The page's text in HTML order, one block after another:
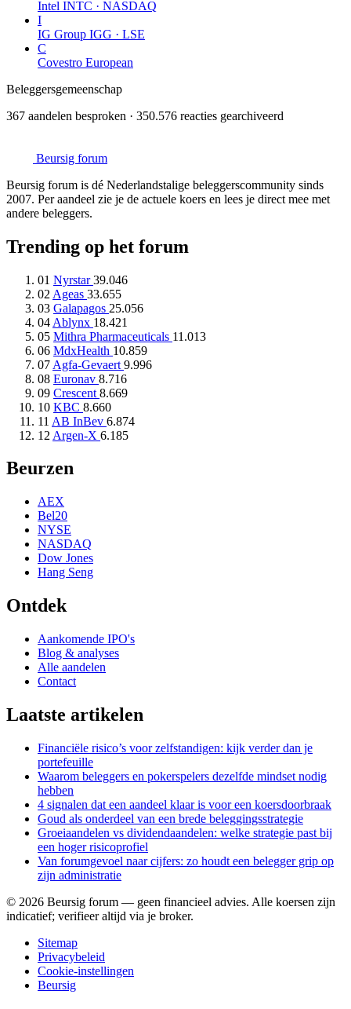
Intel INTC · NASDAQ
I
IG Group IGG · LSE
C
Covestro European
Beleggersgemeenschap
367 aandelen besproken · 350.576 reacties gearchiveerd
Beursig forum
Beursig forum is dé Nederlandstalige beleggerscommunity sinds
2007. Per aandeel zie je de actuele koers en lees je direct mee met
andere beleggers.
Trending op het forum
01 Nyrstar39.046
02 Ageas 33.655
03 Galapagos 25.056
04 Ablynx 18.421
05 Mithra Pharmaceuticals 11.013
06 MdxHealth 10.859
07 Agfa-Gevaert 9.996
08 Euronav 8.716
09 Crescent 8.669
10 KBC 8.660
11 AB InBev 6.874
12 Argen-X 6.185
Beurzen
AEX
Bel20
NYSE
NASDAQ
Dow Jones
Hang Seng
Ontdek
Aankomende IPO's
Blog & analyses
Alle aandelen
Contact
Laatste artikelen
Financiële risico’s voor zelfstandigen: kijk verder dan je
portefeuille
Waarom beleggers en pokerspelers dezelfde mindset nodig
hebben
4 signalen dat een aandeel klaar is voor een koersdoorbraak
Goud als onderdeel van een brede beleggingsstrategie
Groeiaandelen vs dividendaandelen: welke strategie past bij
een hoger risicoprofiel
Van forumgevoel naar cijfers: zo houdt een belegger grip op
zijn administratie
© 2026 Beursig forum — geen financieel advies. Alle koersen zijn
indicatief; verifieer altijd via je broker.
Sitemap
Privacybeleid
Cookie-instellingen
Beursig